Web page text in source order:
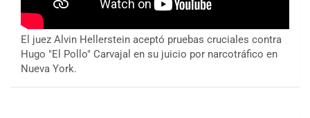
El juez Alvin Hellerstein aceptó pruebas cruciales contra
Hugo "El Pollo" Carvajal en su juicio por narcotráfico en
Nueva York.